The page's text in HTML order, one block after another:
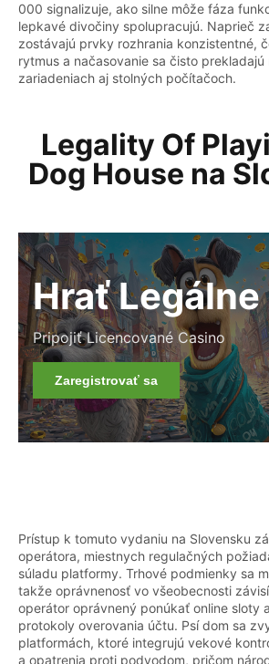
000 signalizuje, ako silne môže fáza
lepkavé divočiny spolupracujú. Naprieč
zostávajú prvky rozhrania konzistentné,
rytmus a načasovanie sa čisto prekladajú
zariadeniach aj stolných počítačoch.
Legality Of
Dog House na
Hrať Legálne
Pripojiť Licencované Casino
Zaregistrovať sa
Prístup k tomuto vydaniu na Slovensku
operátora, miestnych regulačných
súladu platformy. Trhové podmienky sa
takže oprávnenosť vo všeobecnosti
operátor oprávnený ponúkať online sloty
protokoly overovania účtu. Psí dom sa
platformách, ktoré integrujú vekové
a opatrenia proti podvodom, pričom